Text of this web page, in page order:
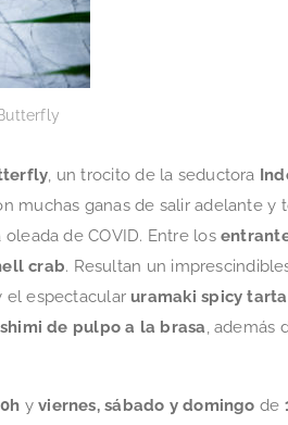
, un trocito de la seductora
muchas ganas de salir adelante y
de COVID. Entre los
crab. Resultan un
el espectacularuramaki spicy
de pulpo a la brasa, además
yviernes, sábado y domingo de